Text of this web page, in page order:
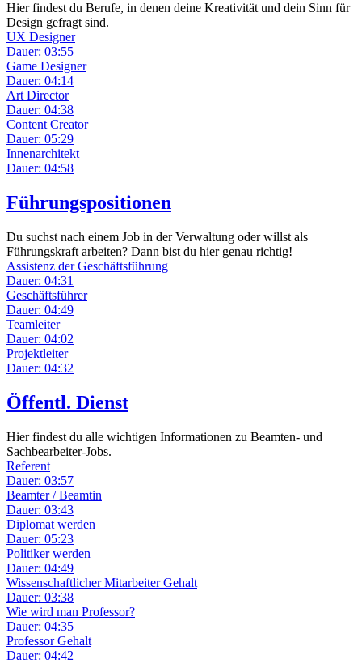
Hier findest du Berufe, in denen deine Kreativität und dein Sinn für
Design gefragt sind.
UX Designer
Dauer: 03:55
Game Designer
Dauer: 04:14
Art Director
Dauer: 04:38
Content Creator
Dauer: 05:29
Innenarchitekt
Dauer: 04:58
Führungspositionen
Du suchst nach einem Job in der Verwaltung oder willst als
Führungskraft arbeiten? Dann bist du hier genau richtig!
Assistenz der Geschäftsführung
Dauer: 04:31
Geschäftsführer
Dauer: 04:49
Teamleiter
Dauer: 04:02
Projektleiter
Dauer: 04:32
Öffentl. Dienst
Hier findest du alle wichtigen Informationen zu Beamten- und
Sachbearbeiter-Jobs.
Referent
Dauer: 03:57
Beamter / Beamtin
Dauer: 03:43
Diplomat werden
Dauer: 05:23
Politiker werden
Dauer: 04:49
Wissenschaftlicher Mitarbeiter Gehalt
Dauer: 03:38
Wie wird man Professor?
Dauer: 04:35
Professor Gehalt
Dauer: 04:42